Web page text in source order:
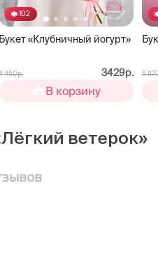
102
Букет «Клубничный йогурт»
450р. 3429р.
В корзину
5
ветерок»